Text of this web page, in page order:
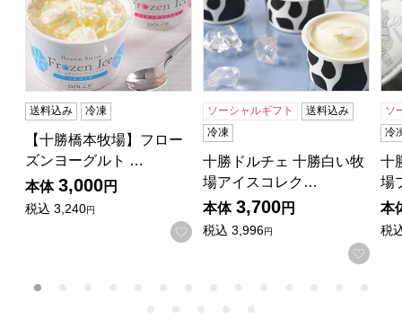
送料込み 冷凍
【十勝橋本牧場】フロー
ズンヨーグルト …
本体 3,000円
税込 3,240円
お気に入りに登録する
ソーシャルギフト
送料込み
冷凍
十勝ドルチェ 十勝白い牧
場アイスコレク…
本体 3,700円
税込 3,996円
お気
ソ
冷
十
場
本
税